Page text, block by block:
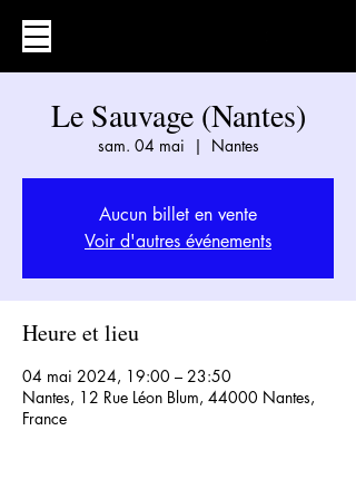
Le Sauvage (Nantes)
sam. 04 mai
  |
Nantes
Aucun billet en vente
Voir d'autres événements
Heure et lieu
04 mai 2024, 19:00 – 23:50
Nantes, 12 Rue Léon Blum, 44000 Nantes,
France